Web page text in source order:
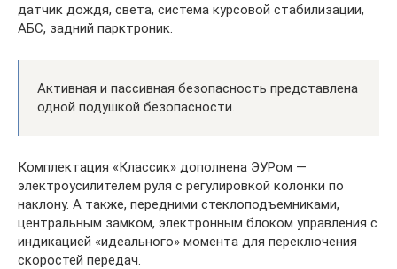
датчик дождя, света, система курсовой стабилизации,
АБС, задний парктроник.
Активная и пассивная безопасность представлена
одной подушкой безопасности.
Комплектация «Классик» дополнена ЭУРом —
электроусилителем руля с регулировкой колонки по
наклону. А также, передними стеклоподъемниками,
центральным замком, электронным блоком управления с
индикацией «идеального» момента для переключения
скоростей передач.